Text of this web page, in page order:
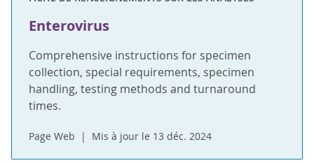
Enterovirus
Comprehensive instructions for specimen
collection, special requirements, specimen
handling, testing methods and turnaround
times.
Page Web Mis à jour le 13 déc. 2024